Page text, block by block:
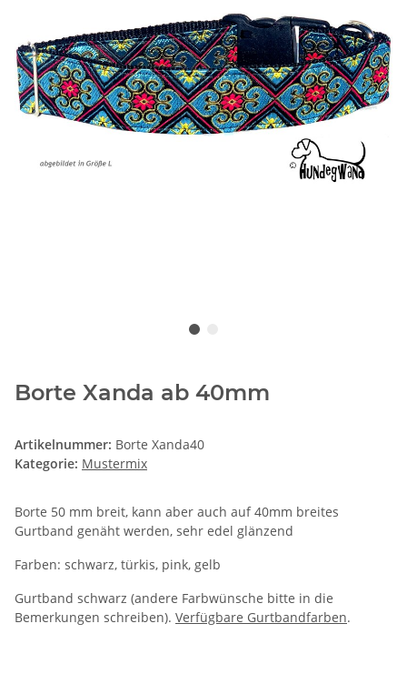
Borte Xanda ab 40mm
Artikelnummer: Borte Xanda40
Kategorie: Mustermix
Borte 50 mm breit, kann aber auch auf 40mm breites
Gurtband genäht werden, sehr edel glänzend
Farben: schwarz, türkis, pink, gelb
Gurtband schwarz (andere Farbwünsche bitte in die
Bemerkungen schreiben). Verfügbare Gurtbandfarben.